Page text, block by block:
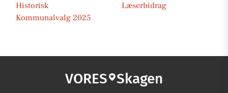
Historisk
Læserbidrag
Kommunalvalg 2025
VORES Skagen